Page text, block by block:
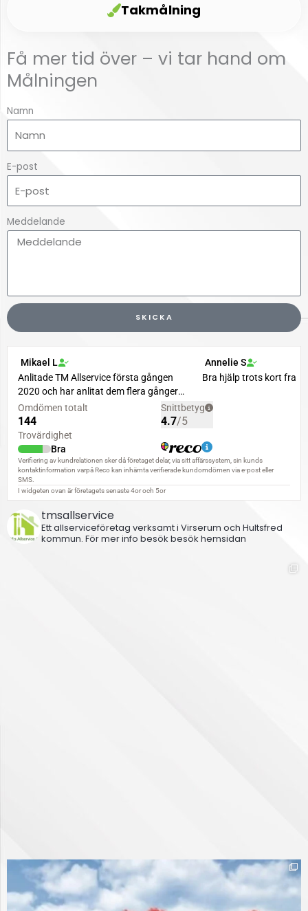
Takmålning
Få mer tid över – vi tar hand om
Målningen
Namn
E-post
Meddelande
SKICKA
tmsallservice
Ett allserviceföretag verksamt i Virserum och Hultsfred
kommun. För mer info besök besök hemsidan